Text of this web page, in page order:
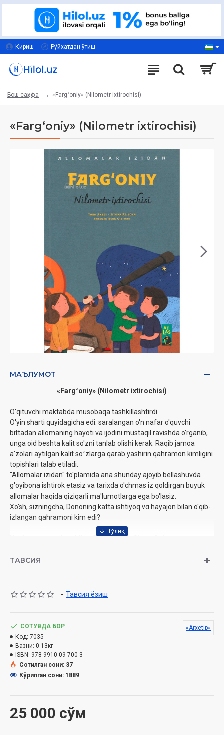
Кириш Рўйхатдан ўтиш
Бош саҳифа «Fargʻoniy» (Nilometr ixtirochisi)
«Fargʻoniy» (Nilometr ixtirochisi)
МАЪЛУМОТ
«Fargʻoniy» (Nilometr ixtirochisi)
O'qituvchi maktabda musobaqa tashkillashtirdi.
O'yin sharti quyidagicha edi: saralangan o'n nafar o'quvchi
bittadan allomaning hayoti va ijodini mustaqil ravishda o'rganib,
unga oid beshta kalit so'zni tanlab olishi kerak. Raqib jamoa
a'zolari aytilgan kalit soʻzlarga qarab yashirin qahramon kimligini
topishlari talab etiladi.
"Allomalar izidan" to'plamida ana shunday ajoyib bellashuvda
g'oyibona ishtirok etasiz va tarixda o'chmas iz qoldirgan buyuk
allomalar haqida qiziqarli ma'lumotlarga ega bo'lasiz.
Xo'sh, sizningcha, Dononing katta ishtiyoq να hayajon bilan o'qib-
izlangan qahramoni kim edi?
Tuba Akbey, Sitora Azizova
Sana:2026 yil
Oʻlchami: 17x25 sm
ТАВСИЯ
- Тавсия ёзиш
25 000 сўм
СОТУВДА БОР
Код: 7035
Вазни: 0.13кг
ISBN: 978-9910-09-700-3
«Arxetip»
Сотилган сони: 37
Кўрилган сони: 1889